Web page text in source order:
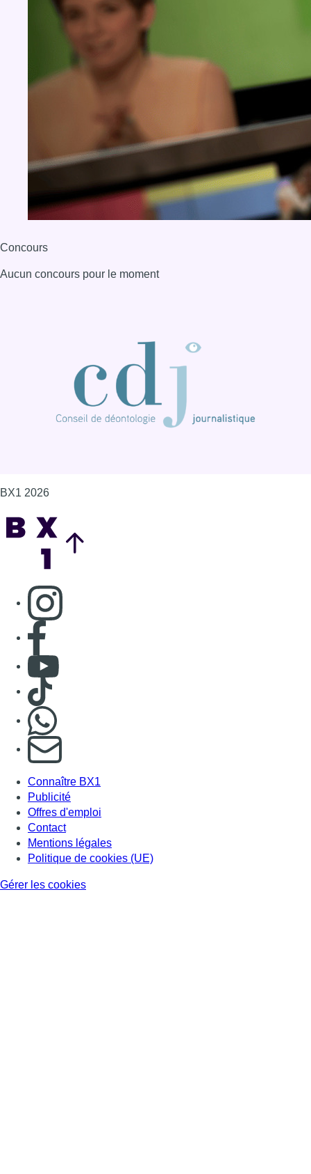
Concours
Aucun concours pour le moment
BX1 2026
Consulter page Instagram
Consulter page Facebook
Consulter Youtube
Consulter TikTok
S'abonner à notre newsletter
Connaître BX1
Publicité
Offres d'emploi
Contact
Mentions légales
Politique de cookies (UE)
Gérer les cookies